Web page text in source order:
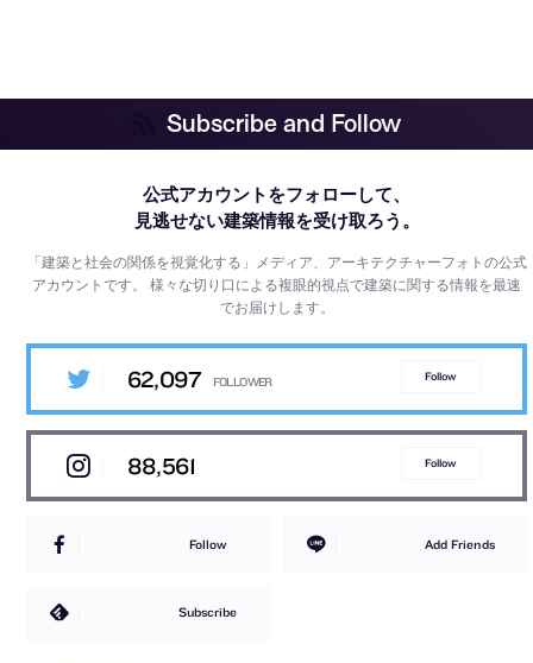
Subscribe and Follow
公式アカウントをフォローして、
見逃せない建築情報を受け取ろう。
「建築と社会の関係を視覚化する」メディア、アーキテクチャーフォトの公式
アカウントです。様々な切り口による複眼的視点で建築に関する情報を最速
でお届けします。
62,097 Follow
88,561 Follow
Follow Add Friends
Subscribe